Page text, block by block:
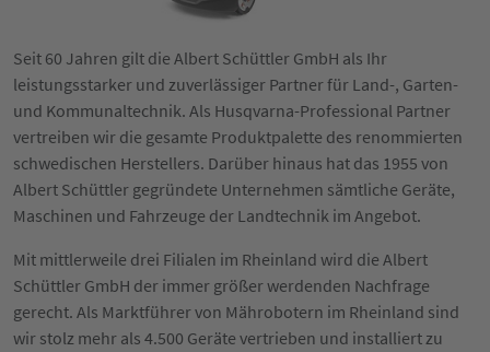
Seit 60 Jahren gilt die Albert Schüttler GmbH als Ihr
leistungsstarker und zuverlässiger Partner für Land-, Garten-
und Kommunaltechnik. Als Husqvarna-Professional Partner
vertreiben wir die gesamte Produktpalette des renommierten
schwedischen Herstellers. Darüber hinaus hat das 1955 von
Albert Schüttler gegründete Unternehmen sämtliche Geräte,
Maschinen und Fahrzeuge der Landtechnik im Angebot.
Mit mittlerweile drei Filialen im Rheinland wird die Albert
Schüttler GmbH der immer größer werdenden Nachfrage
gerecht. Als Marktführer von Mährobotern im Rheinland sind
wir stolz mehr als 4.500 Geräte vertrieben und installiert zu